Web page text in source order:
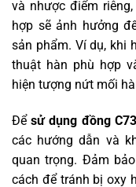
và nhược điểm
hợp sẽ ảnh hưởng
sản phẩm. Ví dụ, khi
thuật hàn phù hợp
hiện tượng nứt mối
Đểsử dụng đồng
các hướng dẫn và
quan trọng. Đảm
cách để tránh bị oxy